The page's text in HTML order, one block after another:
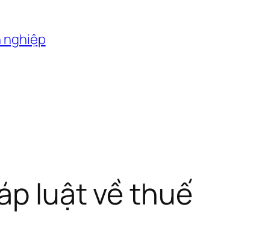
nghiệp
luật về thuế